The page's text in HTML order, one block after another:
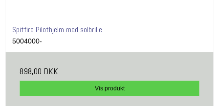
Spitfire Pilothjelm med solbrille
5004000-
898,00 DKK
Vis produkt